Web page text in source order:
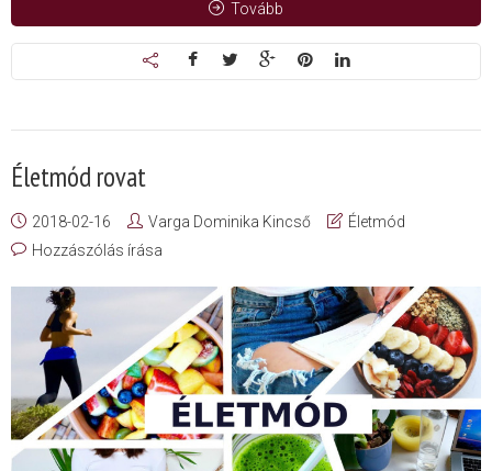
Tovább
Életmód rovat
2018-02-16 Varga Dominika Kincső
Életmód
Hozzászólás írása